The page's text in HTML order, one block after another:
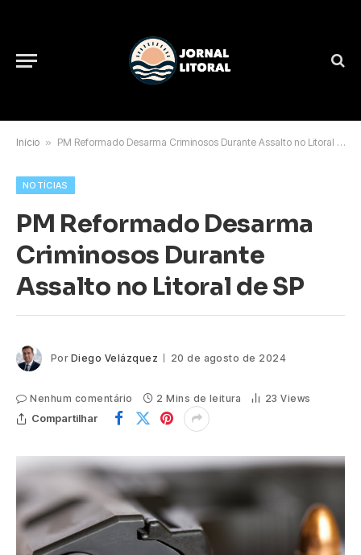
Início » PM Reformado Desarma Criminosos Durante Assalto no Litoral de SP
NOTÍCIAS
PM Reformado Desarma
Criminosos Durante
Assalto no Litoral de SP
Por Diego Velázquez 20 de agosto de 2024
Nenhum comentário 2 Mins de leitura 23Views
Compartilhar